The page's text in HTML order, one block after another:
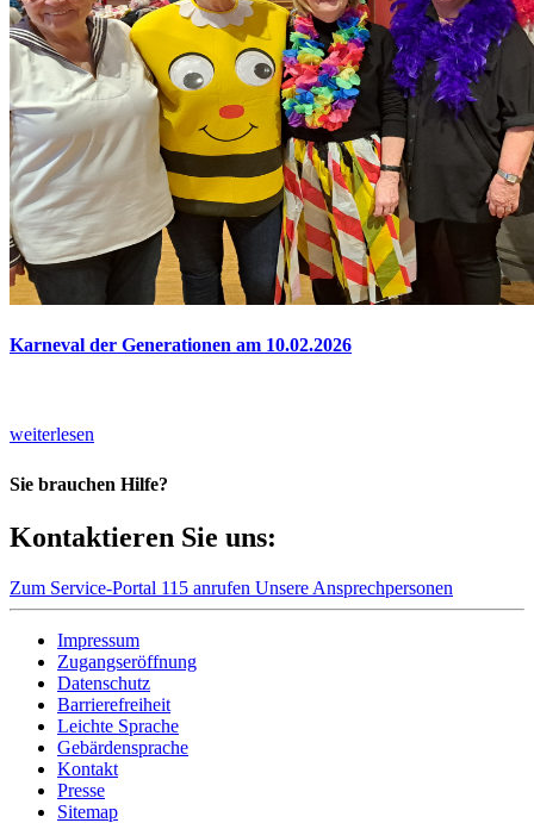
Karneval der Generationen am 10.02.2026
weiterlesen
Sie brauchen Hilfe?
Kontaktieren Sie uns:
Zum Service-Portal 115 anrufen Unsere Ansprechpersonen
Impressum
Zugangseröffnung
Datenschutz
Barrierefreiheit
Leichte Sprache
Gebärdensprache
Kontakt
Presse
Sitemap